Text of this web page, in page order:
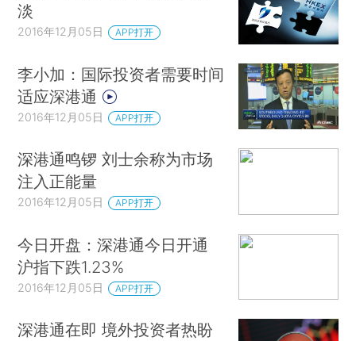
淡
2016年12月05日 APP打开
李小加：国际投资者需要时间
适应深港通
2016年12月05日 APP打开
深港通鸣锣 刘士余称为市场
注入正能量
2016年12月05日 APP打开
今日开盘：深港通今日开通
沪指下跌1.23%
2016年12月05日 APP打开
深港通在即 境外投资者热盼